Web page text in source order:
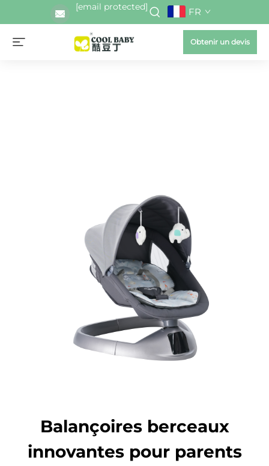
[email protected] FR
Obtenir un devis
Balançoires berceaux
innovantes pour parents